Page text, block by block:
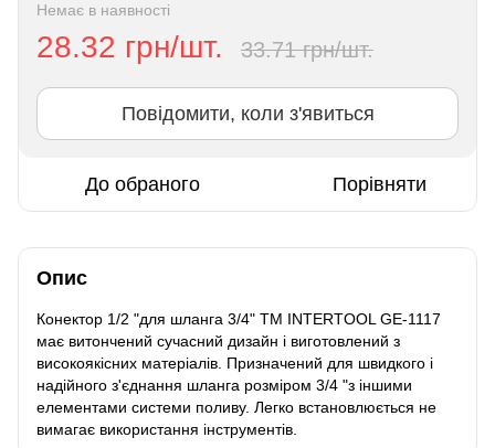
Немає в наявності
28.32 грн/шт. 33.71 грн/шт.
Повідомити, коли з'явиться
До обраного Порівняти
Опис
Конектор 1/2 "для шланга 3/4" ТМ INTERTOOL GE-1117
має витончений сучасний дизайн і виготовлений з
високоякісних матеріалів. Призначений для швидкого і
надійного з'єднання шланга розміром 3/4 "з іншими
елементами системи поливу. Легко встановлюється не
вимагає використання інструментів.